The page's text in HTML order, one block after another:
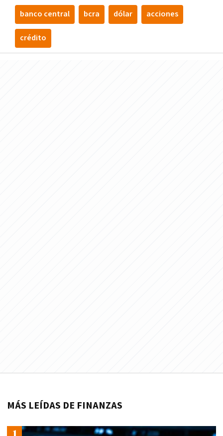
banco central bcra dólar acciones
crédito
MÁS LEÍDAS DE FINANZAS